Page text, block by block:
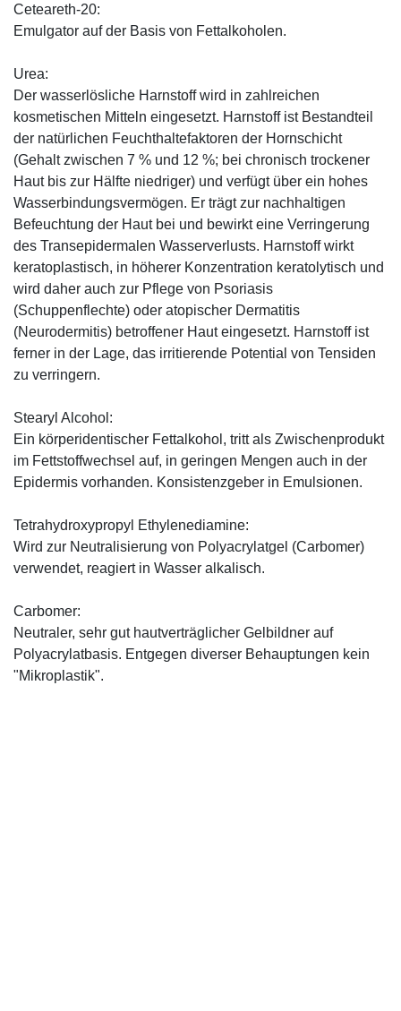
Ceteareth-20:
Emulgator auf der Basis von Fettalkoholen.
Urea:
Der wasserlösliche Harnstoff wird in zahlreichen
kosmetischen Mitteln eingesetzt. Harnstoff ist Bestandteil
der natürlichen Feuchthaltefaktoren der Hornschicht
(Gehalt zwischen 7 % und 12 %; bei chronisch trockener
Haut bis zur Hälfte niedriger) und verfügt über ein hohes
Wasserbindungsvermögen. Er trägt zur nachhaltigen
Befeuchtung der Haut bei und bewirkt eine Verringerung
des Transepidermalen Wasserverlusts. Harnstoff wirkt
keratoplastisch, in höherer Konzentration keratolytisch und
wird daher auch zur Pflege von Psoriasis
(Schuppenflechte) oder atopischer Dermatitis
(Neurodermitis) betroffener Haut eingesetzt. Harnstoff ist
ferner in der Lage, das irritierende Potential von Tensiden
zu verringern.
Stearyl Alcohol:
Ein körperidentischer Fettalkohol, tritt als Zwischenprodukt
im Fettstoffwechsel auf, in geringen Mengen auch in der
Epidermis vorhanden. Konsistenzgeber in Emulsionen.
Tetrahydroxypropyl Ethylenediamine:
Wird zur Neutralisierung von Polyacrylatgel (Carbomer)
verwendet, reagiert in Wasser alkalisch.
Carbomer:
Neutraler, sehr gut hautverträglicher Gelbildner auf
Polyacrylatbasis. Entgegen diverser Behauptungen kein
"Mikroplastik".